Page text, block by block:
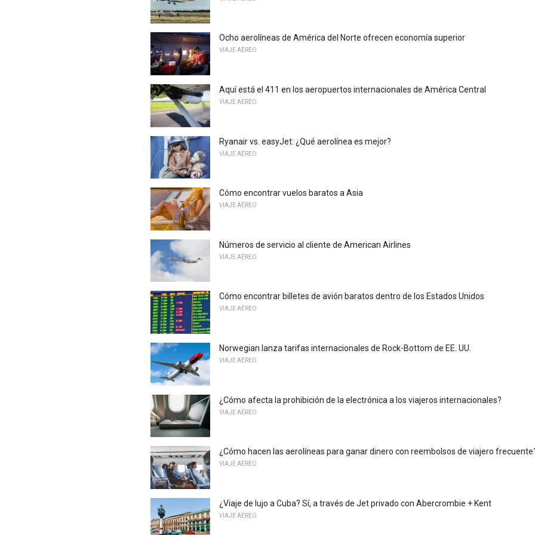
Ocho aerolíneas de América del Norte ofrecen economía superior
VIAJE AÉREO
Aquí está el 411 en los aeropuertos internacionales de América Central
VIAJE AÉREO
Ryanair vs. easyJet: ¿Qué aerolínea es mejor?
VIAJE AÉREO
Cómo encontrar vuelos baratos a Asia
VIAJE AÉREO
Números de servicio al cliente de American Airlines
VIAJE AÉREO
Cómo encontrar billetes de avión baratos dentro de los Estados Unidos
VIAJE AÉREO
Norwegian lanza tarifas internacionales de Rock-Bottom de EE. UU.
VIAJE AÉREO
¿Cómo afecta la prohibición de la electrónica a los viajeros internacionales?
VIAJE AÉREO
¿Cómo hacen las aerolíneas para ganar dinero con reembolsos de viajero
VIAJE AÉREO
¿Viaje de lujo a Cuba? Sí, a través de Jet privado con Abercrombie + Kent
VIAJE AÉREO